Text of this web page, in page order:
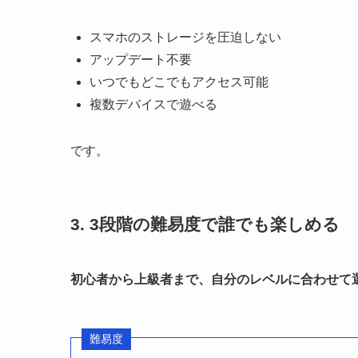
スマホのストレージを圧迫しない
アップデート不要
いつでもどこでもアクセス可能
複数デバイスで遊べる
です。
3. 3段階の難易度で誰でも楽しめる
初心者から上級者まで、自分のレベルに合わせて
難易度